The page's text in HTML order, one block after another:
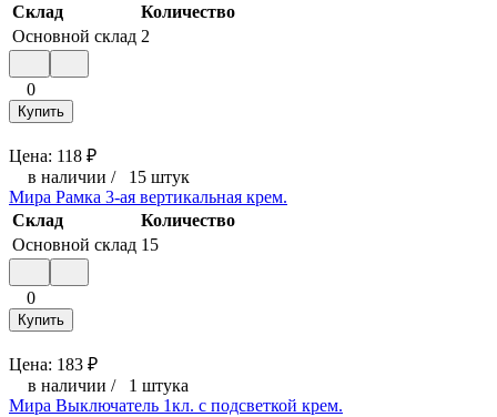
Склад
Количество
Основной склад 2
0
Купить
Цена: 118 ₽
в наличии / 15 штук
Мира Рамка 3-ая вертикальная крем.
Склад
Количество
Основной склад 15
0
Купить
Цена: 183 ₽
в наличии / 1 штука
Мира Выключатель 1кл. с подсветкой крем.